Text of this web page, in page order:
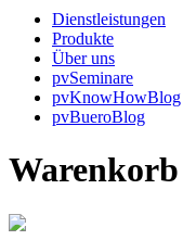
Dienstleistungen
Produkte
Über uns
pvSeminare
pvKnowHowBlog
pvBueroBlog
Warenkorb